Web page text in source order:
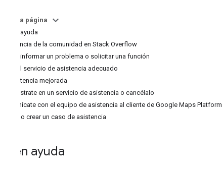
En esta página
Obtén ayuda
Asistencia de la comunidad en Stack Overflow
Cómo informar un problema o solicitar una función
Elige el servicio de asistencia adecuado
Asistencia mejorada
Regístrate en un servicio de asistencia o cancélalo
Comunícate con el equipo de asistencia al cliente de Google Maps Platform
Cómo crear un caso de asistencia
Obtén ayuda